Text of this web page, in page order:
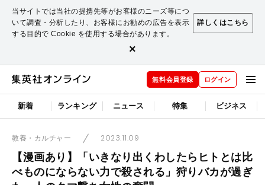
当サイトでは当社の提携先等がお客様のニーズ等につ
いて調査・分析したり、お客様にお勧めの広告を表示
する目的で Cookie を使用する場合があります。
詳しくはこちら
×
無料会員登録 ログイン
新着 ランキング ニュース 特集 ビジネス
教養・カルチャー 2023.11.09
【漫画あり】「いきなり出くわしたらヒトとは比
べものにならない力で殺される」狩りバカが過ぎ